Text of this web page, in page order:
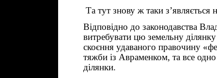
Та тут знову ж таки з’являється
Відповідно до законодавства
витребувати цю земельну
скоєння удаваного правочину
тяжби із Авраменком, та все
ділянки.